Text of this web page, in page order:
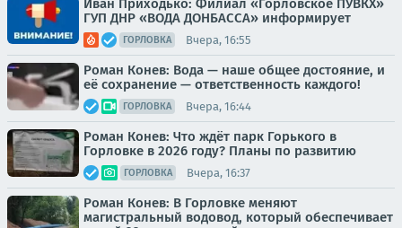
Иван Приходько: Филиал «Горловское ПУВКХ»
ГУП ДНР «ВОДА ДОНБАССА» информирует
ГОРЛОВКА Вчера, 16:55
Роман Конев: Вода — наше общее достояние, и
её сохранение — ответственность каждого!
ГОРЛОВКА Вчера, 16:44
Роман Конев: Что ждёт парк Горького в
Горловке в 2026 году? Планы по развитию
ГОРЛОВКА Вчера, 16:37
Роман Конев: В Горловке меняют
магистральный водовод, который обеспечивает